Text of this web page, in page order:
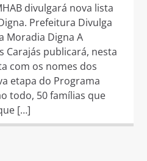
divulgará nova lista
Prefeitura Divulga
Moradia Digna A
Carajás publicará, nesta
com os nomes dos
etapa do Programa
todo, 50 famílias que
[…]